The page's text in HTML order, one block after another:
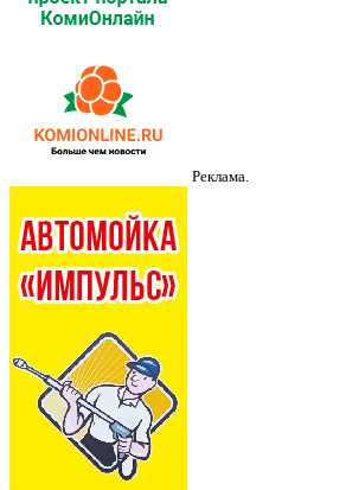
Реклама.